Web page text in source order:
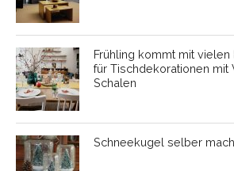
Frühling kommt mit vielen
für Tischdekorationen mit
Schalen
Schneekugel selber